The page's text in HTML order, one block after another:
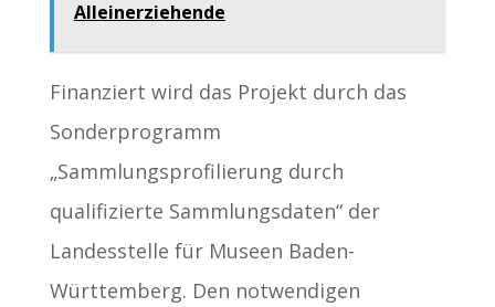
Alleinerziehende
Finanziert wird das Projekt durch das
Sonderprogramm
„Sammlungsprofilierung durch
qualifizierte Sammlungsdaten“ der
Landesstelle für Museen Baden-
Württemberg. Den notwendigen